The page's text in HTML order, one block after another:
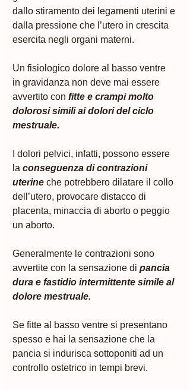
dallo stiramento dei legamenti uterini e
dalla pressione che l’utero in crescita
esercita negli organi materni.
Un fisiologico dolore al basso ventre
in gravidanza non deve mai essere
avvertito con fitte e crampi molto
dolorosi simili ai dolori del ciclo
mestruale.
I dolori pelvici, infatti, possono essere
la conseguenza di contrazioni
uterine che potrebbero dilatare il collo
dell’utero, provocare distacco di
placenta, minaccia di aborto o peggio
un aborto.
Generalmente le contrazioni sono
avvertite con la sensazione di pancia
dura e fastidio intermittente simile al
dolore mestruale.
Se fitte al basso ventre si presentano
spesso e hai la sensazione che la
pancia si indurisca sottoponiti ad un
controllo ostetrico in tempi brevi.